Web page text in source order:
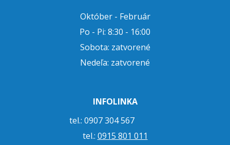
Október - Február
Po - Pi: 8:30 - 16:00
Sobota: zatvorené
Nedeľa: zatvorené
INFOLINKA
tel.: 0907 304 567
tel.: 0915 801 011